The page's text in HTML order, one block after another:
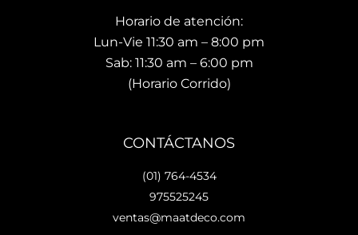
Horario de atención:
Lun-Vie 11:30 am – 8:00 pm
Sab: 11:30 am – 6:00 pm
(Horario Corrido)
CONTÁCTANOS
(01) 764-4534
975525245
ventas@maatdeco.com